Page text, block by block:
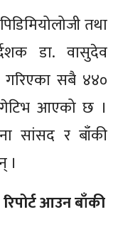
तथा
डा. वासुदेव
गरिएका सबै ४४०
आएको छ ।
सांसद र बाँकी
।
आउन बाँकी